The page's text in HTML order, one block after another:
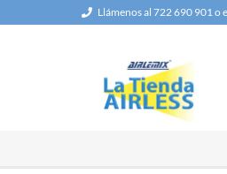
Llámenos al 722 690 901 o